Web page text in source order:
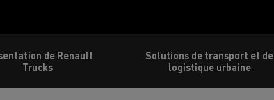
de Renault
Trucks
Solutions de transport et de
logistique urbaine